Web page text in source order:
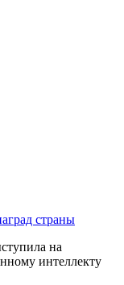
страны
на
интеллекту